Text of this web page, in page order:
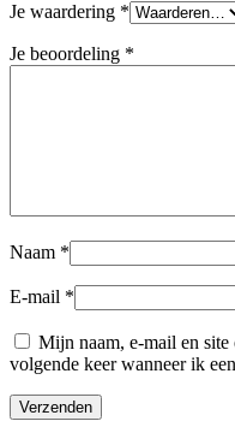
Je waardering *
Je beoordeling *
Naam *
E-mail *
Mijn naam, e-mail en
volgende keer wanneer ik